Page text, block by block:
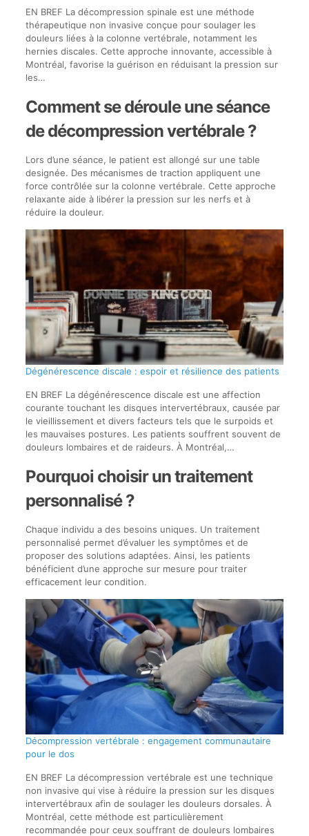
EN BREF La décompression spinale est une méthode
thérapeutique non invasive conçue pour soulager les
douleurs liées à la colonne vertébrale, notamment les
hernies discales. Cette approche innovante, accessible à
Montréal, favorise la guérison en réduisant la pression sur
les…
Comment se déroule une séance
de décompression vertébrale ?
Lors d’une séance, le patient est allongé sur une table
designée. Des mécanismes de traction appliquent une
force contrôlée sur la colonne vertébrale. Cette approche
relaxante aide à libérer la pression sur les nerfs et à
réduire la douleur.
Dégénérescence discale : espoir et résilience des patients
EN BREF La dégénérescence discale est une affection
courante touchant les disques intervertébraux, causée par
le vieillissement et divers facteurs tels que le surpoids et
les mauvaises postures. Les patients souffrent souvent de
douleurs lombaires et de raideurs. À Montréal,…
Pourquoi choisir un traitement
personnalisé ?
Chaque individu a des besoins uniques. Un traitement
personnalisé permet d’évaluer les symptômes et de
proposer des solutions adaptées. Ainsi, les patients
bénéficient d’une approche sur mesure pour traiter
efficacement leur condition.
Décompression vertébrale : engagement communautaire
pour le dos
EN BREF La décompression vertébrale est une technique
non invasive qui vise à réduire la pression sur les disques
intervertébraux afin de soulager les douleurs dorsales. À
Montréal, cette méthode est particulièrement
recommandée pour ceux souffrant de douleurs lombaires